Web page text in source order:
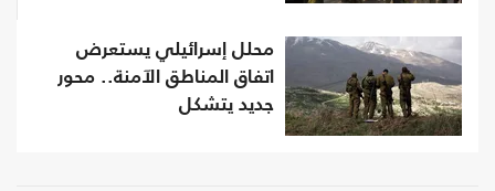
محلل إسرائيلي يستعرض
اتفاق المناطق الآمنة.. محور
جديد يتشكل